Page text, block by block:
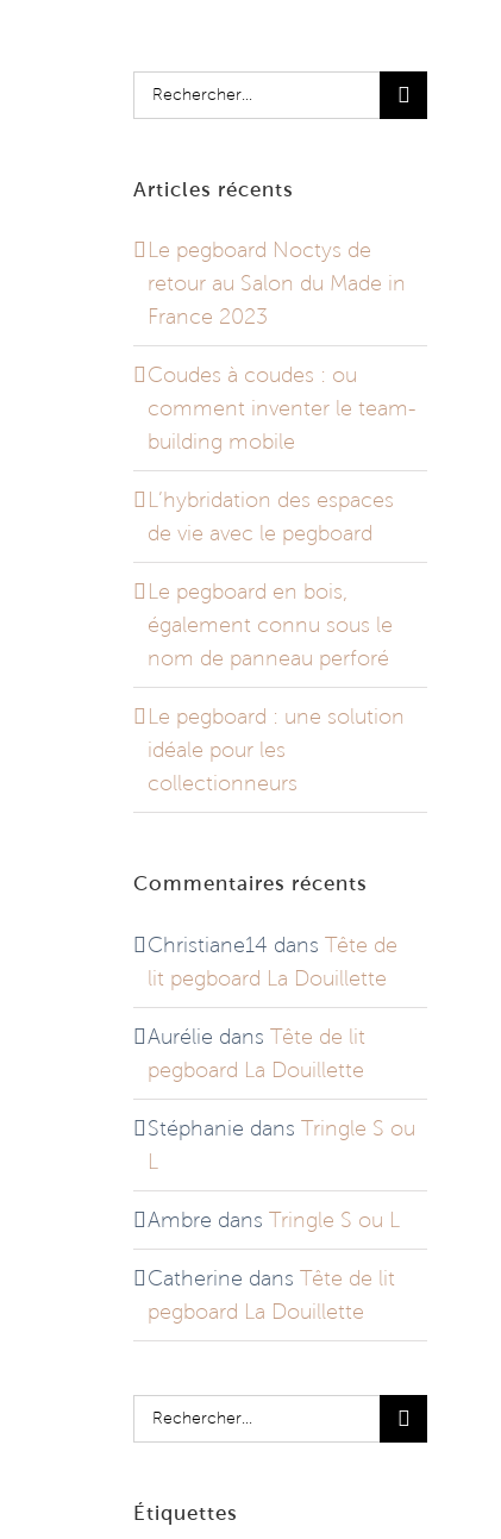
Rechercher:
Articles récents
Le pegboard Noctys de
retour au Salon du Made in
France 2023
Coudes à coudes : ou
comment inventer le team-
building mobile
L’hybridation des espaces
de vie avec le pegboard
Le pegboard en bois,
également connu sous le
nom de panneau perforé
Le pegboard : une solution
idéale pour les
collectionneurs
Commentaires récents
Christiane14 dans Tête de
lit pegboard La Douillette
Aurélie dans Tête de lit
pegboard La Douillette
Stéphanie dans Tringle S ou
L
Ambre dans Tringle S ou L
Catherine dans Tête de lit
pegboard La Douillette
Rechercher:
Étiquettes